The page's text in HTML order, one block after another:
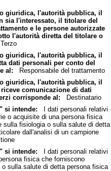
giuridica, l'autorità pubblica, il
sia l'interessato, il titolare del
e le persone autorizzate
l'autorità diretta del titolare o
giuridica, l'autorità pubblica, il
dati personali per conto del
al: Responsabile del trattamento
giuridica, l'autorità pubblica, il
comunicazione di dati
corrisponde al: Destinatario
si intende: I dati personali relativi
o acquisite di una persona fisica
sulla fisiologia o sulla salute di detta
dall'analisi di un campione
si intende: I dati personali relativi
fisica che forniscono
sulla salute di detta persona fisica